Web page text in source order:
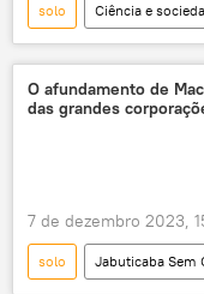
solo Ciência e
Apollo
Ciência
pesquisa
Sistema Solar
O afundamento de
das grandes
7 de dezembro 2023,
solo Jabuticaba Sem